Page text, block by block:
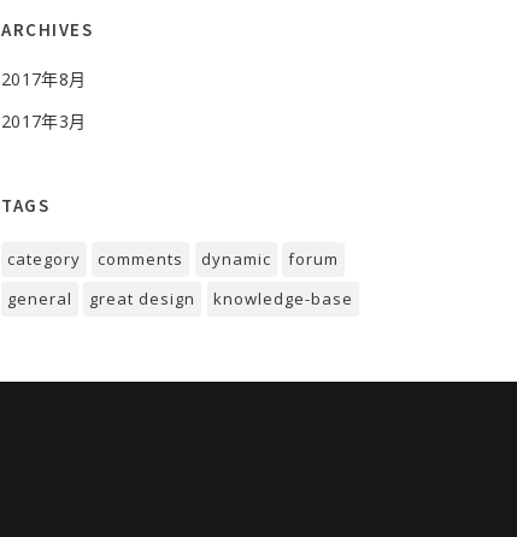
ARCHIVES
2017年8月
2017年3月
TAGS
category comments dynamic
forum
general
great design knowledge-base